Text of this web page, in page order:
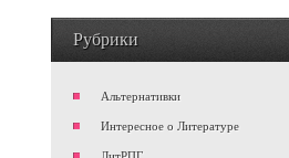
Рубрики
Альтернативки
Интересное о Литературе